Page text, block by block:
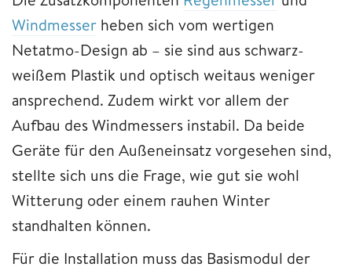
Windmesser heben sich vom wertigen
Netatmo-Design ab – sie sind aus schwarz-
weißem Plastik und optisch weitaus weniger
ansprechend. Zudem wirkt vor allem der
Aufbau des Windmessers instabil. Da beide
Geräte für den Außeneinsatz vorgesehen sind,
stellte sich uns die Frage, wie gut sie wohl
Witterung oder einem rauhen Winter
standhalten können.
Für die Installation muss das Basismodul der